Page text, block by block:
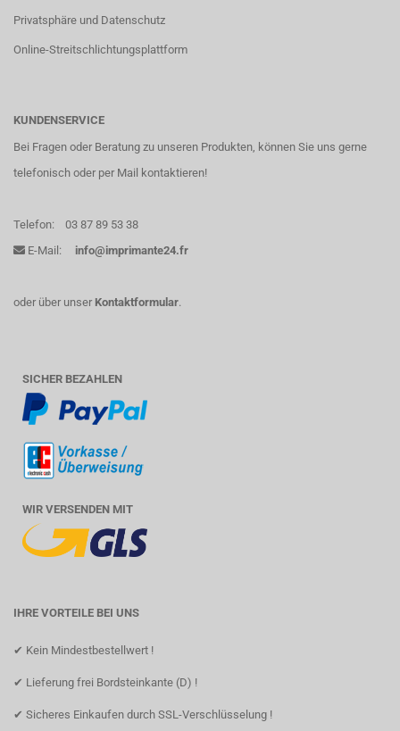
Privatsphäre und Datenschutz
Online-Streitschlichtungsplattform
KUNDENSERVICE
Bei Fragen oder Beratung zu unseren Produkten, können Sie uns gerne
telefonisch oder per Mail kontaktieren!
Telefon:
03 87 89 53 38
E-Mail:
info@imprimante24.fr
oder über unser Kontaktformular.
SICHER BEZAHLEN
WIR VERSENDEN MIT
IHRE VORTEILE BEI UNS
✔ Kein Mindestbestellwert !
✔ Lieferung frei Bordsteinkante (D) !
✔ Sicheres Einkaufen durch SSL-Verschlüsselung !